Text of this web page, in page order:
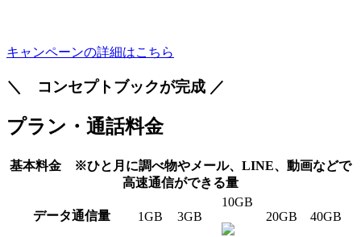
キャンペーンの詳細はこちら
＼ コンセプトブックが完成 ／
プラン・通話料金
基本料金 ※ひと月に調べ物やメール、LINE、動画などで
高速通信ができる量
データ通信量 1GB 3GB
10GB
20GB 40GB